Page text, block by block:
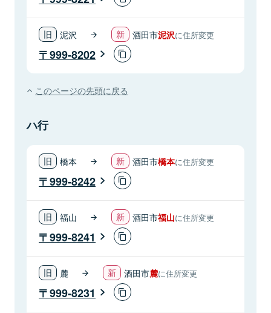
泥沢 酒田市泥沢に住所変更
999-8202
このページの先頭に戻る
ハ行
橋本 酒田市橋本に住所変更
999-8242
福山 酒田市福山に住所変更
999-8241
麓 酒田市麓に住所変更
999-8231